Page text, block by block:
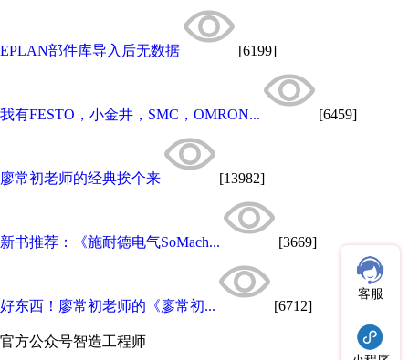
EPLAN部件库导入后无数据 [6199]
我有FESTO，小金井，SMC，OMRON... [6459]
廖常初老师的经典挨个来 [13982]
新书推荐：《施耐德电气SoMach... [3669]
好东西！廖常初老师的《廖常初... [6712]
官方公众号智造工程师
客服